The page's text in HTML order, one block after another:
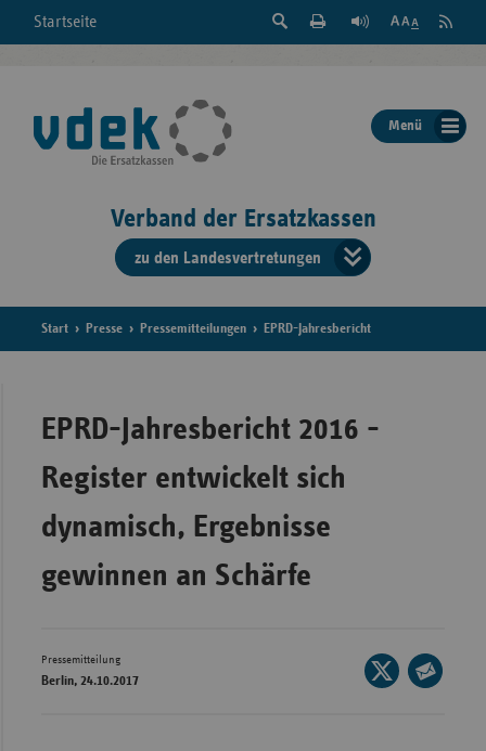
Startseite
Suche
der
Seite
Feed
Menü
Verband der Ersatzkassen
zu den Landesvertretungen
der
Start Presse Pressemitteilungen EPRD-Jahresbericht
EPRD-Jahresbericht 2016 -
Register entwickelt sich
dynamisch, Ergebnisse
gewinnen an Schärfe
Pressemitteilung
Berlin, 24.10.2017
Seite
auf